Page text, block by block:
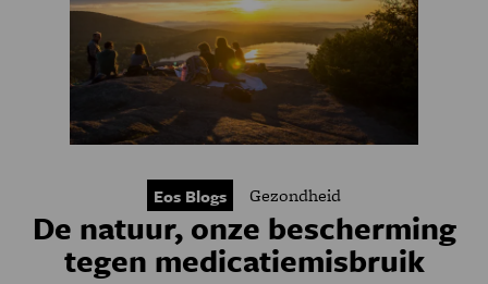
Eos Blogs Gezondheid
De natuur, onze bescherming
tegen medicatiemisbruik